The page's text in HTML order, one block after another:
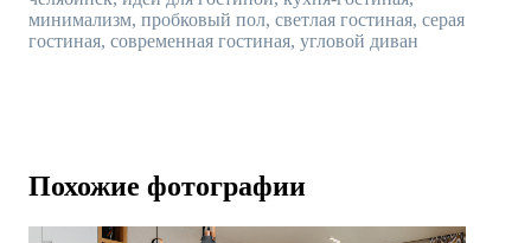
минимализм, пробковый пол, светлая гостиная, серая
гостиная, современная гостиная, угловой диван
Похожие фотографии